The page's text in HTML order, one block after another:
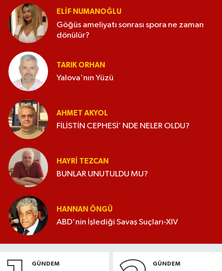
ELİF NUMANOĞLU
Göğüs ameliyatı sonrası spora ne zaman
dönülür?
TARIK ORHAN
Yalova'nın Yüzü
AHMET AKYOL
FİLİSTİN CEPHESİ’ NDE NELER OLDU?
HAYRI TEZCAN
BUNLAR UNUTULDU MU?
HANNAN ÖNGÜ
ABD'nin İşlediği Savaş Suçları-XIV
GÜNDEM GÜNDEM